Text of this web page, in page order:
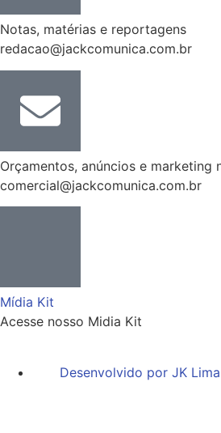
Notas, matérias e reportagens
redacao@jackcomunica.com.br
Orçamentos, anúncios e marketing
comercial@jackcomunica.com.br
Mídia Kit
Acesse nosso Midia Kit
Desenvolvido por JK